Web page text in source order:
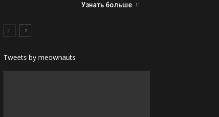
Узнать больше
Tweets by meownauts